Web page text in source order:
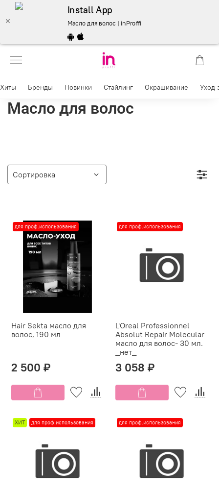
Install App
Масло для волос | inProffi
Хиты Бренды Новинки Стайлинг Окрашивание Уход
Масло для волос
для проф.использования
Hair Sekta масло для
волос, 190 мл
2 500 ₽
для проф.использования
L'Oreal Professionnel
Absolut Repair Molecular
масло для волос- 30 мл.
_нет_
3 058 ₽
ХИТ для проф.использования для проф.использования